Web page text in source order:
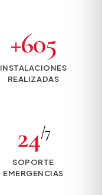
+605
INSTALACIONES
REALIZADAS
24/7
SOPORTE
EMERGENCIAS